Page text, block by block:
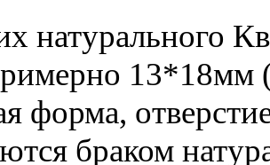
натурального
форма,
браком